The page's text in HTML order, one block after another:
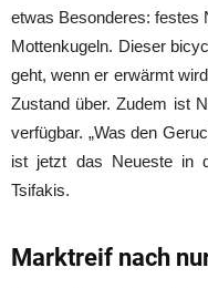
etwas Besonderes: festes
Mottenkugeln. Dieser
geht, wenn er erwärmt
Zustand über. Zudem ist
verfügbar. „Was den
ist jetzt das Neueste in
Tsifakis.
Marktreif nach